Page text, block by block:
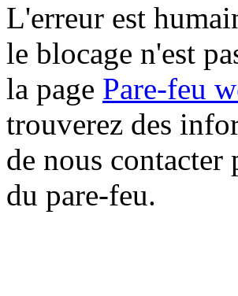
L'erreur est
le blocage n'est
la page Pare-feu
trouverez des
de nous contacter
du pare-feu.